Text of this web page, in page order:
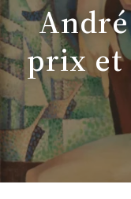
prix et